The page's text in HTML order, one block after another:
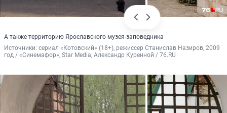
А также территорию Ярославского музея-заповедника
Источники: сериал «Котовский» (18+), режиссер Станислав Назиров, 2009
год / «Синемафор», Star Media, Александр Куренной / 76.RU